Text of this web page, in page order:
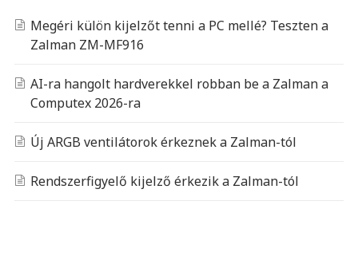
Megéri külön kijelzőt tenni a PC mellé? Teszten a
Zalman ZM-MF916
AI-ra hangolt hardverekkel robban be a Zalman a
Computex 2026-ra
Új ARGB ventilátorok érkeznek a Zalman-tól
Rendszerfigyelő kijelző érkezik a Zalman-tól